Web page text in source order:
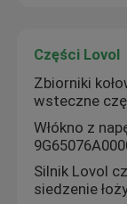
Części Lovol
Zbiorniki
wsteczne
Włókno z
Silnik Lovol
siedzenie